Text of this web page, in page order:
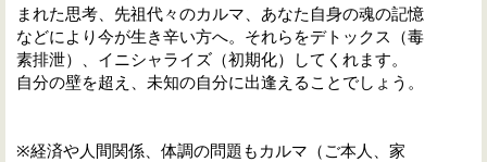
まれた思考、先祖代々のカルマ、あなた自身の魂の記憶
などにより今が生き辛い方へ。それらをデトックス（毒
素排泄）、イニシャライズ（初期化）してくれます。
自分の壁を超え、未知の自分に出逢えることでしょう。
※経済や人間関係、体調の問題もカルマ（ご本人、家